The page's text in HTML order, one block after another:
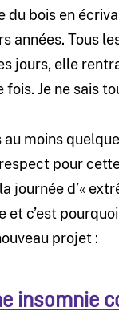
du bois en
années. Tous
jours, elle
fois. Je ne sais
moins
pour
journée d’«
et c’est
projet :
insomnie